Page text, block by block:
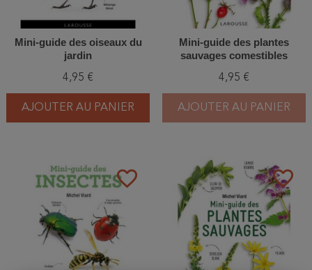
Mini-guide des oiseaux du
jardin
4,95 €
AJOUTER AU PANIER
Mini-guide des plantes
sauvages comestibles
4,95 €
AJOUTER AU PANIER
favorite_border favorite_border